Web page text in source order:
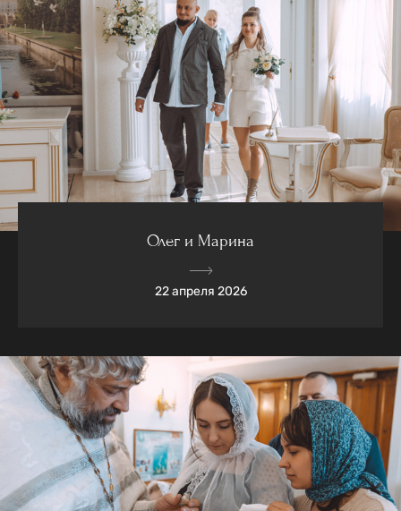
Олег и Марина
22 апреля 2026